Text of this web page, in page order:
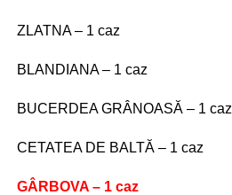
ZLATNA – 1 caz
BLANDIANA – 1 caz
BUCERDEA GRÂNOASĂ – 1 caz
CETATEA DE BALTĂ – 1 caz
GÂRBOVA – 1 caz